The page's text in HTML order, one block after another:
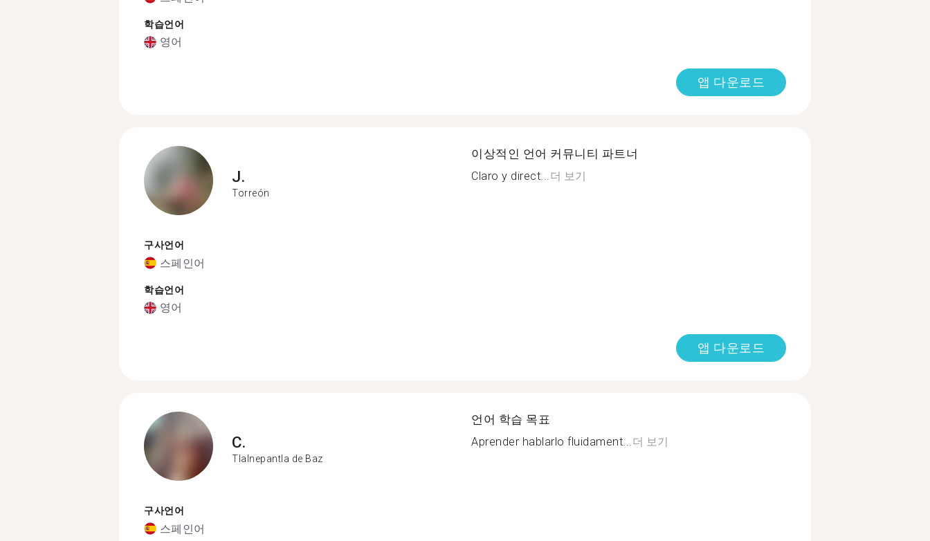
학습언어
영어
앱 다운로드
J.
Torreón
구사언어
스페인어
학습언어
영어
이상적인 언어 커뮤니티 파트너
Claro y direct...더 보기
앱 다운로드
C.
Tlalnepantla de Baz
구사언어
스페인어
언어 학습 목표
Aprender hablarlo fluidament...더 보기